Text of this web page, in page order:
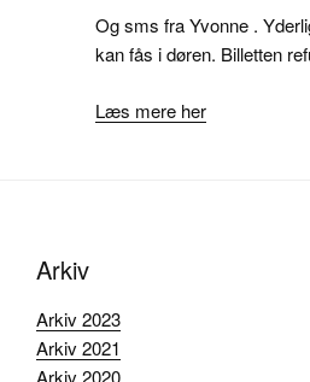
Og sms fra Yvonne .
kan fås i døren. Billetten
Læs mere her
Arkiv
Arkiv 2023
Arkiv 2021
Arkiv 2020